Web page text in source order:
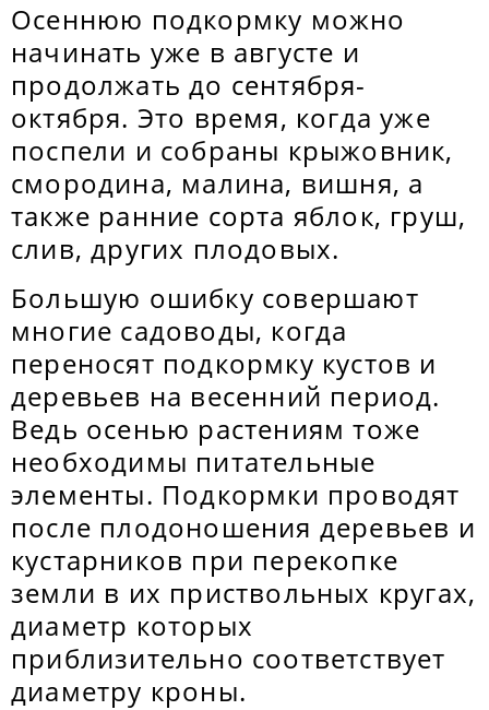
Осеннюю подкормку можно
начинать уже в августе и
продолжать до сентября-
октября. Это время, когда уже
поспели и собраны крыжовник,
смородина, малина, вишня, а
также ранние сорта яблок, груш,
слив, других плодовых.
Большую ошибку совершают
многие садоводы, когда
переносят подкормку кустов и
деревьев на весенний период.
Ведь осенью растениям тоже
необходимы питательные
элементы. Подкормки проводят
после плодоношения деревьев и
кустарников при перекопке
земли в их приствольных кругах,
диаметр которых
приблизительно соответствует
диаметру кроны.